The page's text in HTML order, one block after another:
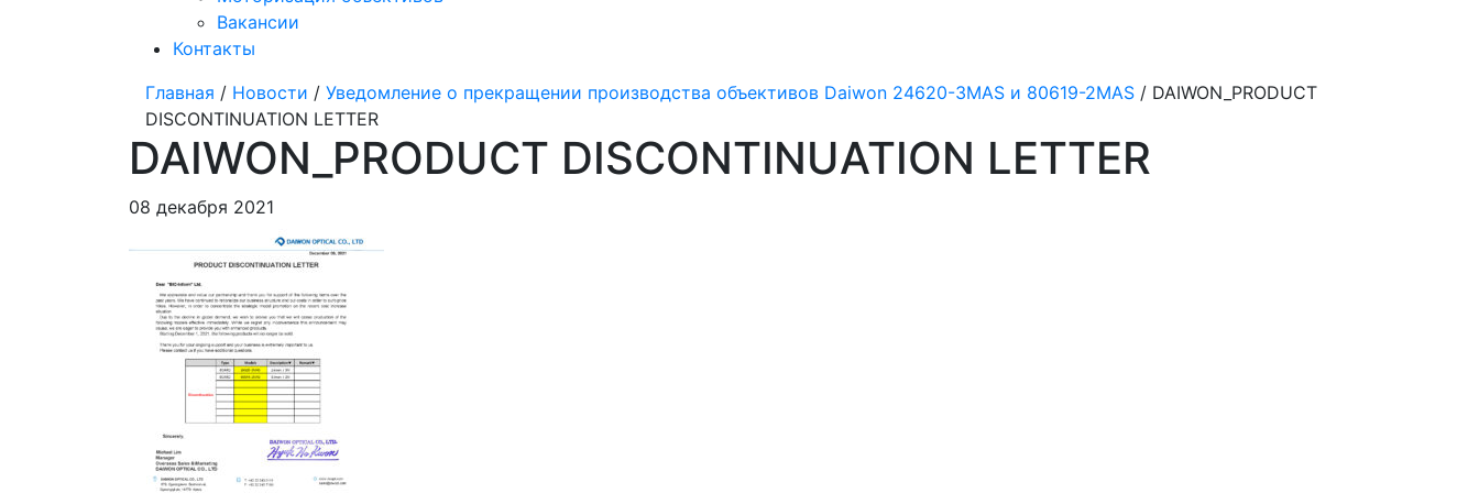
Вакансии
Контакты
Главная / Новости / Уведомление о прекращении производства объективов Daiwon 24620-3MAS и 80619-2MAS / DAIWON_PRODUCT
DISCONTINUATION LETTER
DAIWON_PRODUCT DISCONTINUATION LETTER
08 декабря 2021